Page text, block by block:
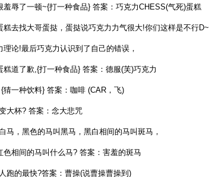
辱了一顿~{打一种食品} 答案：巧克力CHESS(气死)蛋糕
去找大哥蛋挞，蛋挞说巧克力力气很大!你们这样是不行D~
论!最后巧克力认识到了自己的错误，
道了歉,{打一种食品} 答案：德服(芙)巧克力
一种饮料} 答案：咖啡 (CAR，飞)
杯? 答案：念大悲咒
，黑色的马叫黑马，黑白相间的马叫斑马，
相间的马叫什么马? 答案：害羞的斑马
的最快?答案：曹操(说曹操曹操到)